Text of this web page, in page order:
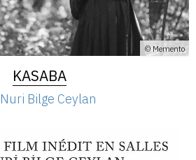
© Memento
KASABA
Nuri Bilge Ceylan